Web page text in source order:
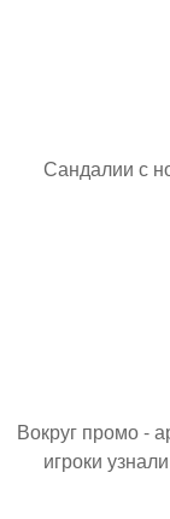
Сандалии с
Вокруг промо -
игроки